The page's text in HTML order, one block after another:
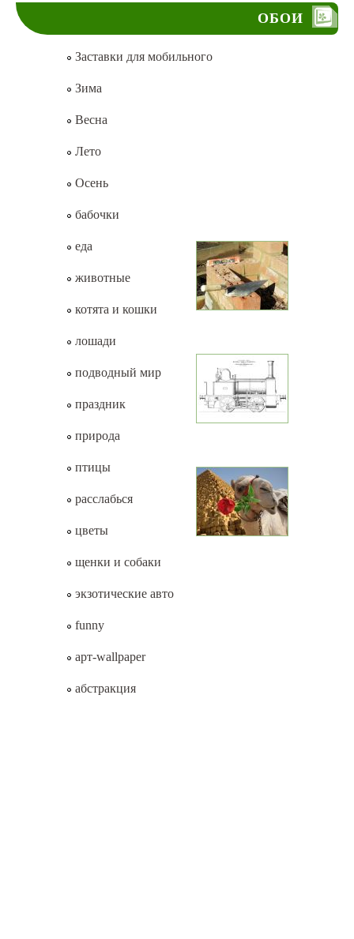
ОБОИ
Заставки для мобильного
Зима
Весна
Лето
Осень
бабочки
еда
животные
котята и кошки
лошади
подводный мир
праздник
природа
птицы
расслабься
цветы
щенки и собаки
экзотические авто
funny
арт-wallpaper
абстракция